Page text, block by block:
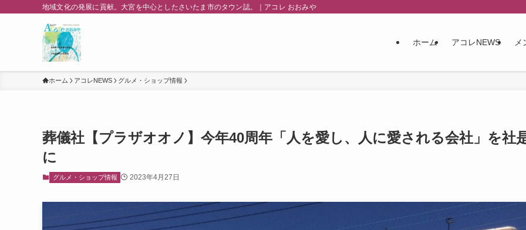
地域文化の発展に貢献。大宮を中心としたさいたま市のタウン誌。｜アコレ おおみや
ホーム アコレNEWS
ホーム アコレNEWS グルメ・ショップ情報
葬儀社【プラザオオノ】今年40周年「人を愛し、人に愛される会社」を社
に
グルメ・ショップ情報 2023年4月27日